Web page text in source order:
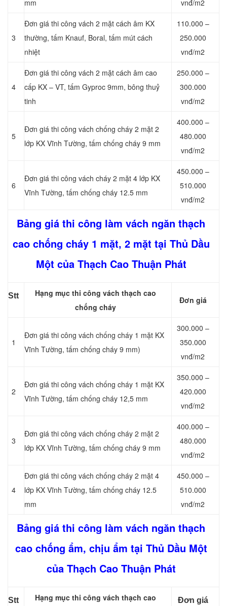
mm vnđ/m2
3
Đơn giá thi công vách 2 mặt cách âm KX
thường, tấm Knauf, Boral, tấm mút cách
nhiệt
110.000 –
250.000
vnđ/m2
4
Đơn giá thi công vách 2 mặt cách âm cao
cấp KX – VT, tấm Gyproc 9mm, bông thuỷ
tinh
250.000 –
300.000
vnđ/m2
5
Đơn giá thi công vách chống cháy 2 mặt 2
lớp KX Vĩnh Tường, tấm chống cháy 9 mm
400.000 –
480.000
vnđ/m2
6
Đơn giá thi công vách cháy 2 mặt 4 lớp KX
Vĩnh Tường, tấm chống cháy 12.5 mm
450.000 –
510.000
vnđ/m2
Bảng giá thi công làm vách ngăn thạch
cao chống cháy 1 mặt, 2 mặt tại Thủ Dầu
Một của Thạch Cao Thuận Phát
Stt
Hạng mục thi công vách thạch cao
chống cháy
Đơn giá
1
Đơn giá thi công vách chống cháy 1 mặt KX
Vĩnh Tường, tấm chống cháy 9 mm)
300.000 –
350.000
vnđ/m2
2
Đơn giá thi công vách chống cháy 1 mặt KX
Vĩnh Tường, tấm chống cháy 12,5 mm
350.000 –
420.000
vnđ/m2
3
Đơn giá thi công vách chống cháy 2 mặt 2
lớp KX Vĩnh Tường, tấm chống cháy 9 mm
400.000 –
480.000
vnđ/m2
4
Đơn giá thi công vách chống cháy 2 mặt 4
lớp KX Vĩnh Tường, tấm chống cháy 12.5
mm
450.000 –
510.000
vnđ/m2
Bảng giá thi công làm vách ngăn thạch
cao chống ẩm, chịu ẩm tại Thủ Dầu Một
của Thạch Cao Thuận Phát
Stt
Hạng mục thi công vách thạch cao
Đơn giá